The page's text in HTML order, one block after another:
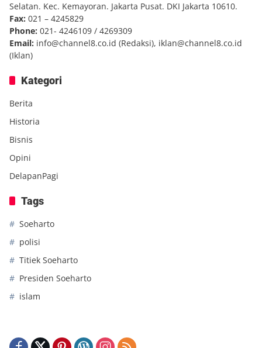
Selatan. Kec. Kemayoran. Jakarta Pusat. DKI Jakarta 10610.
Fax: 021 – 4245829
Phone: 021- 4246109 / 4269309
Email: info@channel8.co.id (Redaksi), iklan@channel8.co.id
(Iklan)
Kategori
Berita
Historia
Bisnis
Opini
DelapanPagi
Tags
Soeharto
polisi
Titiek Soeharto
Presiden Soeharto
islam